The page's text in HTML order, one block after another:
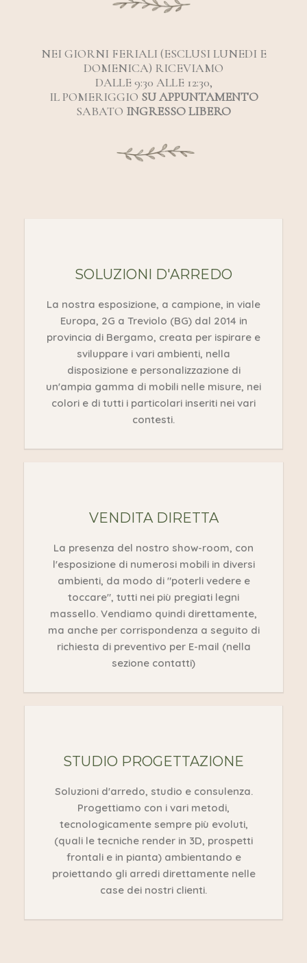
NEI GIORNI FERIALI (ESCLUSI LUNEDI E
DOMENICA) RICEVIAMO
DALLE 9:30 ALLE 12:30,
IL POMERIGGIO SU APPUNTAMENTO
SABATO INGRESSO LIBERO
SOLUZIONI D'ARREDO
La nostra esposizione, a campione, in viale
Europa, 2G a Treviolo (BG) dal 2014 in
provincia di Bergamo, creata per ispirare e
sviluppare i vari ambienti, nella
disposizione e personalizzazione di
un'ampia gamma di mobili nelle misure, nei
colori e di tutti i particolari inseriti nei vari
contesti.
VENDITA DIRETTA
La presenza del nostro show-room, con
l'esposizione di numerosi mobili in diversi
ambienti, da modo di "poterli vedere e
toccare", tutti nei più pregiati legni
massello. Vendiamo quindi direttamente,
ma anche per corrispondenza a seguito di
richiesta di preventivo per E-mail (nella
sezione contatti)
STUDIO PROGETTAZIONE
Soluzioni d'arredo, studio e consulenza.
Progettiamo con i vari metodi,
tecnologicamente sempre più evoluti,
(quali le tecniche render in 3D, prospetti
frontali e in pianta) ambientando e
proiettando gli arredi direttamente nelle
case dei nostri clienti.